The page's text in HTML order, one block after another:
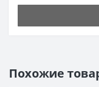
Похожие